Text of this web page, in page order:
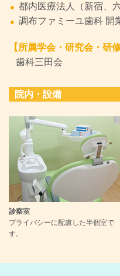
都内医療法人（新宿、
調布ファミーユ歯科 開
【所属学会・研究会・研修
歯科三田会
院内・設備
診察室
プライバシーに配慮した半個室で
す。